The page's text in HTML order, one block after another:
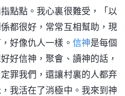
點點。我心裏很難受，「以
都很好，常常互相幫助，現
好像仇人一樣。 信神是每個
好信神，聚會、讀神的話，
罪我們，還讓村裏的人都弃
我活在了消極中。我來到神